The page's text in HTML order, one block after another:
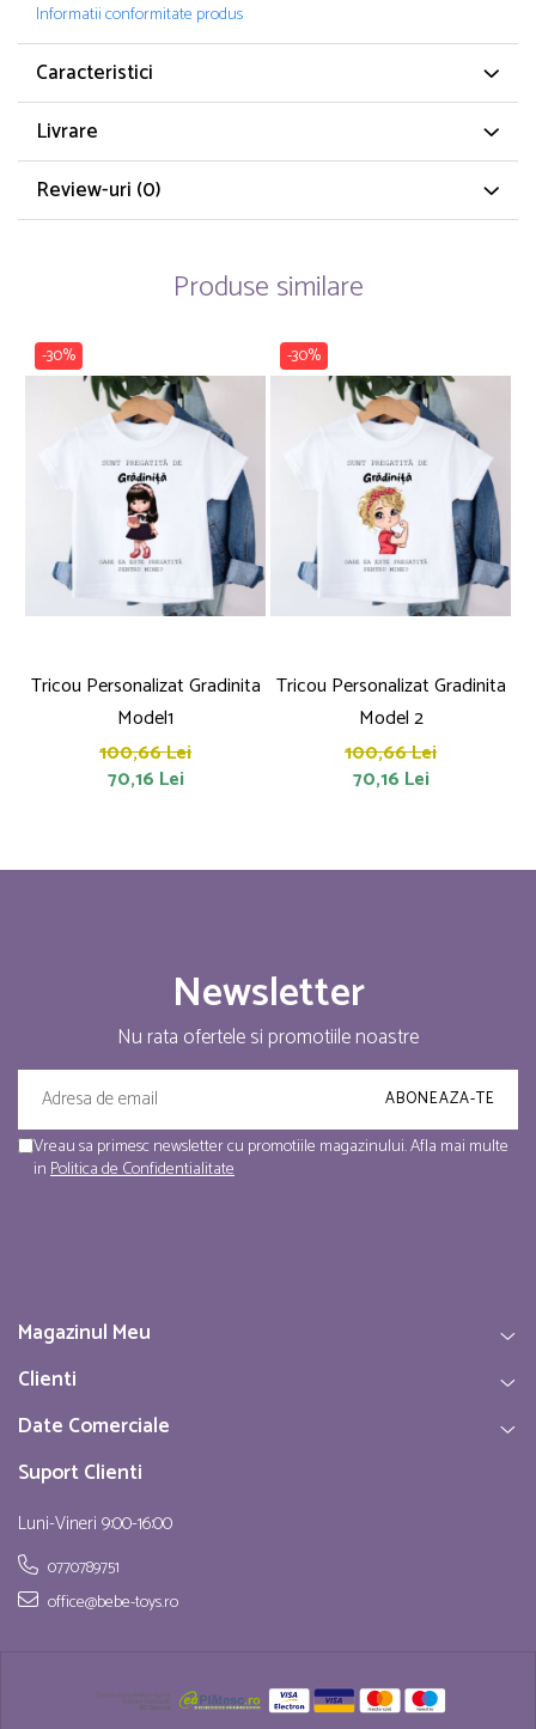
Informatii conformitate produs
Caracteristici
Livrare
Review-uri (0)
Produse similare
-30%
Tricou Personalizat Gradinita
Model1
100,66 Lei
70,16 Lei
-30%
Tricou Personalizat Gradinita
Model 2
100,66 Lei
70,16 Lei
Newsletter
Nu rata ofertele si promotiile noastre
Vreau sa primesc newsletter cu promotiile magazinului. Afla mai multe
inPolitica de Confidentialitate
Magazinul Meu
Clienti
Date Comerciale
Suport Clienti
Luni-Vineri 9:00-16:00
0770789751
office@bebe-toys.ro